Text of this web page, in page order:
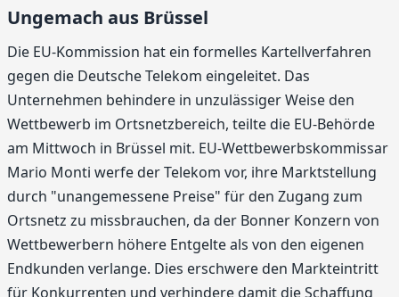
Ungemach aus Brüssel
Die EU-Kommission hat ein formelles Kartellverfahren
gegen die Deutsche Telekom eingeleitet. Das
Unternehmen behindere in unzulässiger Weise den
Wettbewerb im Ortsnetzbereich, teilte die EU-Behörde
am Mittwoch in Brüssel mit. EU-Wettbewerbskommissar
Mario Monti werfe der Telekom vor, ihre Marktstellung
durch "unangemessene Preise" für den Zugang zum
Ortsnetz zu missbrauchen, da der Bonner Konzern von
Wettbewerbern höhere Entgelte als von den eigenen
Endkunden verlange. Dies erschwere den Markteintritt
für Konkurrenten und verhindere damit die Schaffung